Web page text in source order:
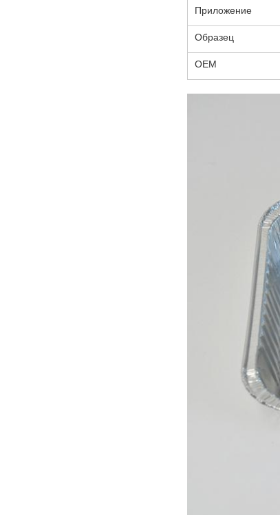
Приложение
Образец
ОЕМ